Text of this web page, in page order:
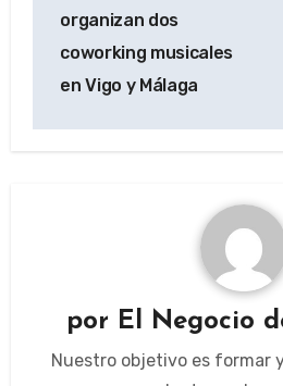
entradas
organizan dos
coworking musicales
en Vigo y Málaga
por El Negocio
Nuestro objetivo es formar